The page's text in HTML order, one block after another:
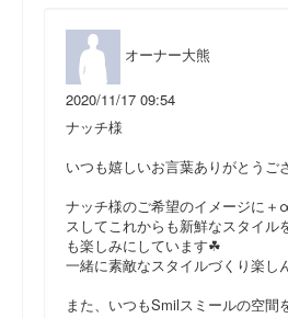
オーナー大熊
2020/11/17 09:54
ナッチ様
いつも嬉しいお言葉ありがとうご
ナッチ様のご希望のイメージに＋
スしてこれからも新鮮なスタイル
も楽しみにしています☘
一緒に素敵なスタイルづくり楽
また、いつもSmilスミールの空間